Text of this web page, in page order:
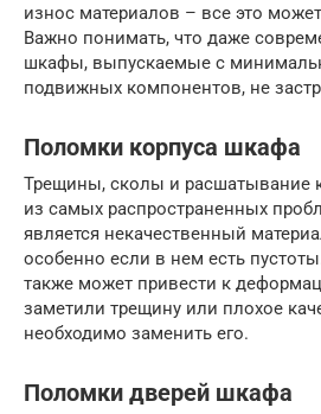
износ материалов – все это
Важно понимать, что даже
шкафы, выпускаемые с
подвижных компонентов, не
Поломки корпуса шкафа
Трещины, сколы и расшатывание
из самых распространенных
является некачественный
особенно если в нем есть
также может привести к
заметили трещину или плохое
необходимо заменить его.
Поломки дверей шкафа